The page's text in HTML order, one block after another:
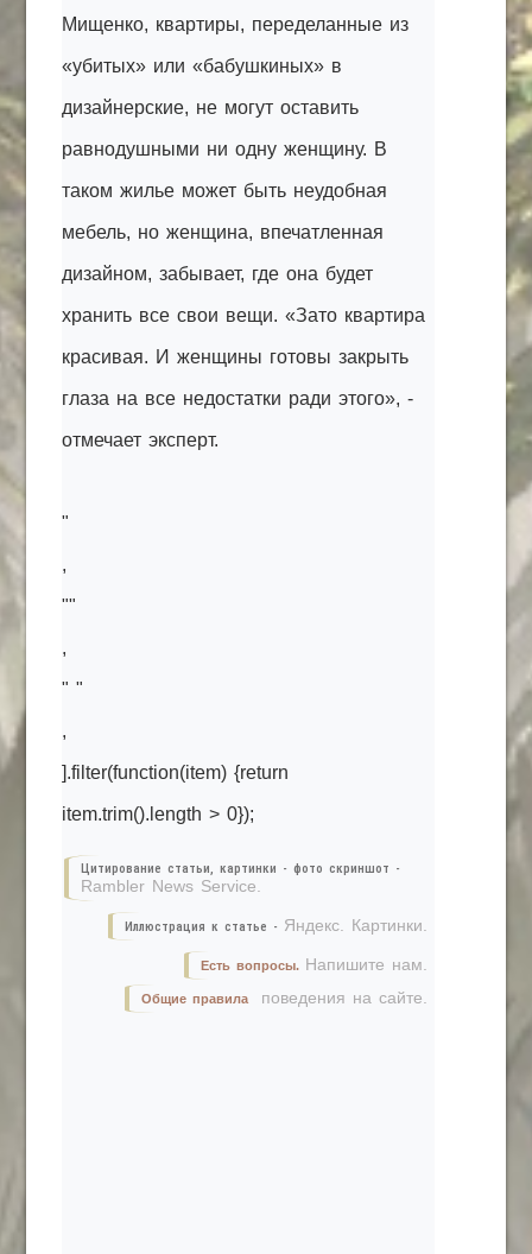
Мищенко, квартиры, переделанные из
«убитых» или «бабушкиных» в
дизайнерские, не могут оставить
равнодушными ни одну женщину. В
таком жилье может быть неудобная
мебель, но женщина, впечатленная
дизайном, забывает, где она будет
хранить все свои вещи. «Зато квартира
красивая. И женщины готовы закрыть
глаза на все недостатки ради этого», -
отмечает эксперт.
"
,
""
,
" "
,
].filter(function(item) {return
item.trim().length > 0});
Цитирование статьи, картинки - фото скриншот -
Rambler News Service.
Иллюстрация к статье - Яндекс. Картинки.
Есть вопросы. Напишите нам.
Общие правила поведения на сайте.